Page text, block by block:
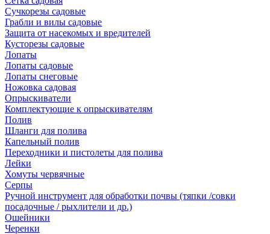
Сучкорезы садовые
Грабли и вилы садовые
Защита от насекомых и вредителей
Кусторезы садовые
Лопаты
Лопаты садовые
Лопаты снеговые
Ножовка садовая
Опрыскиватели
Комплектующие к опрыскивателям
Полив
Шланги для полива
Капельный полив
Переходники и пистолеты для полива
Лейки
Хомуты червячные
Серпы
Ручной инструмент для обработки почвы (тяпки /совки
посадочные / рыхлители и др.)
Ошейники
Черенки